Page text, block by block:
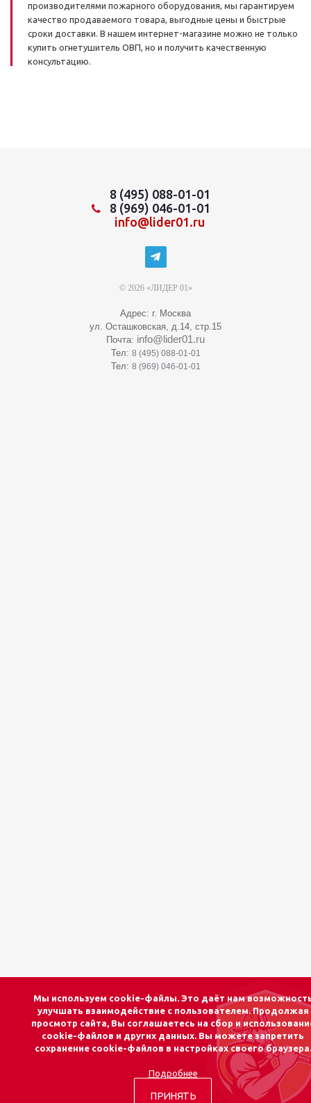
производителями пожарного оборудования, мы гарантируем
качество продаваемого товара, выгодные цены и быстрые
сроки доставки. В нашем интернет-магазине можно не только
купить огнетушитель ОВП, но и получить качественную
консультацию.
8 (495) 088-01-01
8 (969) 046-01-01
info@lider01.ru
© 2026 «ЛИДЕР 01»
Адрес: г. Москва
ул. Осташковская, д.14, стр.15
Почта: info@lider01.ru
Тел: 8 (495) 088-01-01
Тел: 8 (969) 046-01-01
Мы используем cookie-файлы. Это даёт нам
улучшать взаимодействие с пользователем. Продолжая
просмотр сайта, Вы соглашаетесь на сбор и
cookie-файлов и других данных. Вы можете запретить
сохранение cookie-файлов в настройках своего браузера.
Подробнее
ПРИНЯТЬ